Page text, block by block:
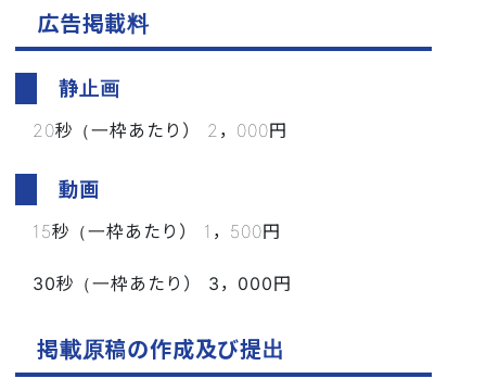
広告掲載料
静止画
20秒（一枠あたり） 2，000円
動画
15秒（一枠あたり） 1，500円
30秒（一枠あたり） 3，000円
掲載原稿の作成及び提出